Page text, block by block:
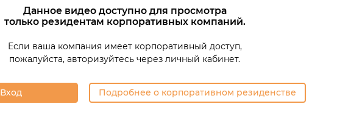
Данное видео доступно для просмотра
только резидентам корпоративных компаний.
Если ваша компания имеет корпоративный доступ,
пожалуйста, авторизуйтесь через личный кабинет.
Вход Подробнее о корпоративном резиденстве